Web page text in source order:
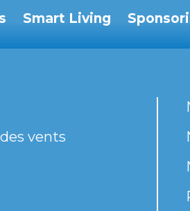
Smart Living
vents